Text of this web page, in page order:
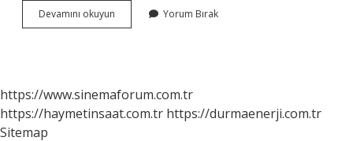
Devamını okuyun Mustafa
Kemal
Verdi
Yorum Bırak
https://www.sinemaforum.com.tr
https://haymetinsaat.com.tr https://durmaenerji.com.tr
Sitemap